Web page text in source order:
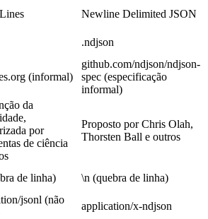
Newline Delimited JSON
.ndjson
(informal)
github.com/ndjson/ndjson-
spec (especificação
informal)
da
por
de ciência
Proposto por Chris Olah,
Thorsten Ball e outros
de linha) \n (quebra de linha)
jsonl (não
application/x-ndjson